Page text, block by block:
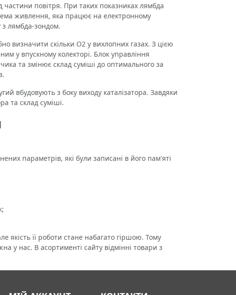
повітря. При таких показниках лямбда
живлення, яка працює на електронному
з лямбда-зондом.
визначити скільки О2 у вихлопних газах. З цією
у впускному колекторі. Блок управління
та змінює склад суміші до оптимального за
вбудовують з боку виходу каталізатора. Завдяки
та склад суміші.
параметрів, які були записані в його пам'яті
її роботи стане набагато гіршою. Тому
у нас. В асортименті сайту відмінні товари з